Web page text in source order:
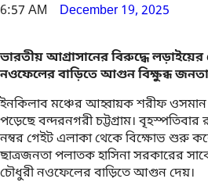
6:57 AM December 19, 2025
ভারতীয় আগ্রাসানের বিরুদ্ধে
নওফেলের বাড়িতে আগুন বিক্ষুব্ধ জনতা
ইনকিলাব মঞ্চের আহ্বায়ক শরীফ ওসমান
পড়েছে বন্দরনগরী চট্টগ্রাম।
নম্বর গেইট এলাকা থেকে বিক্ষোভ শুরু
ছাত্রজনতা পলাতক হাসিনা সরকারের
চৌধুরী নওফেলের বাড়িতে আগুন দেয়।